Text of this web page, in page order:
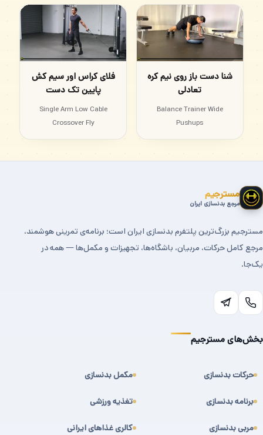
شنا دست باز روی نیم کره
تعادلی
Balance Trainer Wide
Pushups
فلای کراس اور سیم کش
پایین تک دست
Single Arm Low Cable
Crossover Fly
مسترجیم
مرجع بدنسازی ایران
مسترجیم بزرگ‌ترین پلتفرم بدنسازی ایران است؛ برنامه‌ی تمرینی هوشمند،
مرجع کامل حرکات، مربیان، باشگاه‌ها، تجهیزات و مکمل‌ها — همه در
یک‌جا.
بخش‌های مسترجیم
حرکات بدنسازی
برنامه بدنسازی
مربی بدنسازی
مکمل بدنسازی
تغذیه ورزشی
کالری غذاهای ایرانی